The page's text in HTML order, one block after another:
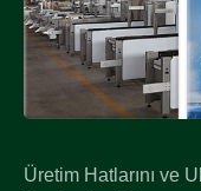
Üretim Hatlarını ve